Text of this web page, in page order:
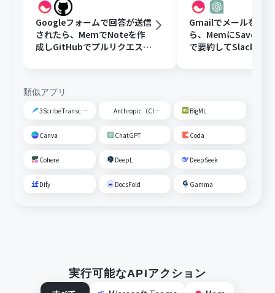
Googleフォームで回答が送信
されたら、MemでNoteを作
成しGitHubでプルリクエスト
Gmailでメールを受
ら、MemにSaveし
で要約してSlackに通
類似アプリ
3Scribe Transcription Anthropic（Claude） BigML
Canva ChatGPT Coda
Cohere DeepL DeepSeek
Dify DocsFold Gamma
実行可能なAPIアクション